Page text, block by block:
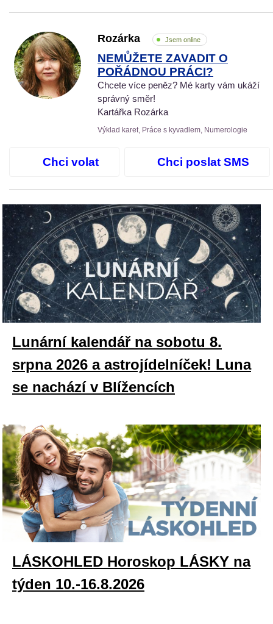
Rozárka Jsem online
NEMŮŽETE ZAVADIT O
POŘÁDNOU PRÁCI?
Chcete více peněz? Mé karty vám ukáží
správný směr!
Kartářka Rozárka
Výklad karet, Práce s kyvadlem, Numerologie
Chci volat Chci poslat SMS
Lunární kalendář na sobotu 8.
srpna 2026 a astrojídelníček! Luna
se nachází v Blížencích
LÁSKOHLED Horoskop LÁSKY na
týden 10.-16.8.2026